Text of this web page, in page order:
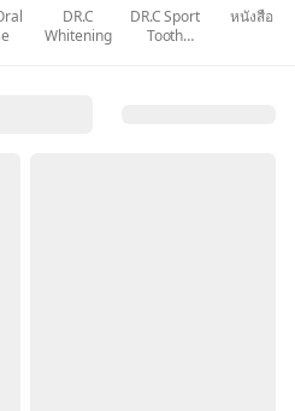
DR.C
Whitening
DR.C Sport
Tooth
หนังสือ